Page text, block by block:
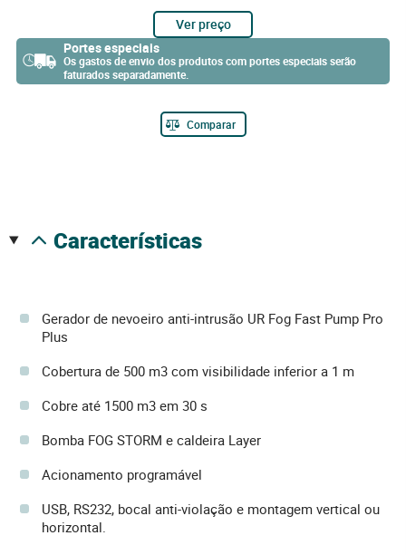
Ver preço
Portes especiais
Os gastos de envio dos produtos com portes especiais serão
faturados separadamente.
Comparar
características
Gerador de nevoeiro anti-intrusão UR Fog Fast Pump Pro
Plus
Cobertura de 500 m3 com visibilidade inferior a 1 m
Cobre até 1500 m3 em 30 s
Bomba FOG STORM e caldeira Layer
Acionamento programável
USB, RS232, bocal anti-violação e montagem vertical ou
horizontal.